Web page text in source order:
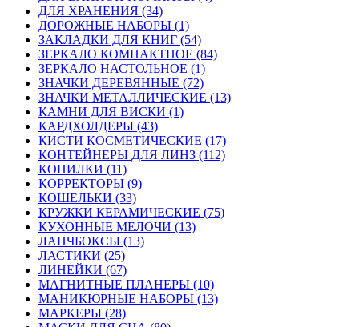
ДЛЯ ХРАНЕНИЯ (34)
ДОРОЖНЫЕ НАБОРЫ (1)
ЗАКЛАДКИ ДЛЯ КНИГ (54)
ЗЕРКАЛО КОМПАКТНОЕ (84)
ЗЕРКАЛО НАСТОЛЬНОЕ (1)
ЗНАЧКИ ДЕРЕВЯННЫЕ (72)
ЗНАЧКИ МЕТАЛЛИЧЕСКИЕ (13)
КАМНИ ДЛЯ ВИСКИ (1)
КАРДХОЛДЕРЫ (43)
КИСТИ КОСМЕТИЧЕСКИЕ (17)
КОНТЕЙНЕРЫ ДЛЯ ЛИНЗ (112)
КОПИЛКИ (11)
КОРРЕКТОРЫ (9)
КОШЕЛЬКИ (33)
КРУЖКИ КЕРАМИЧЕСКИЕ (75)
КУХОННЫЕ МЕЛОЧИ (13)
ЛАНЧБОКСЫ (13)
ЛАСТИКИ (25)
ЛИНЕЙКИ (67)
МАГНИТНЫЕ ПЛАНЕРЫ (10)
МАНИКЮРНЫЕ НАБОРЫ (13)
МАРКЕРЫ (28)